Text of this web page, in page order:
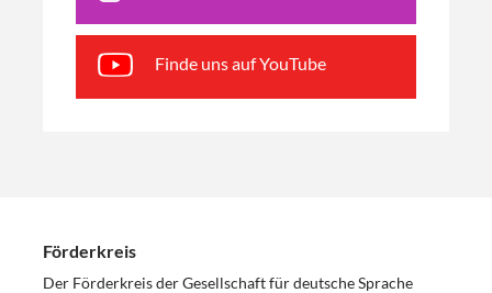
Finde uns auf YouTube
Förderkreis
Der Förderkreis der Gesellschaft für deutsche Sprache